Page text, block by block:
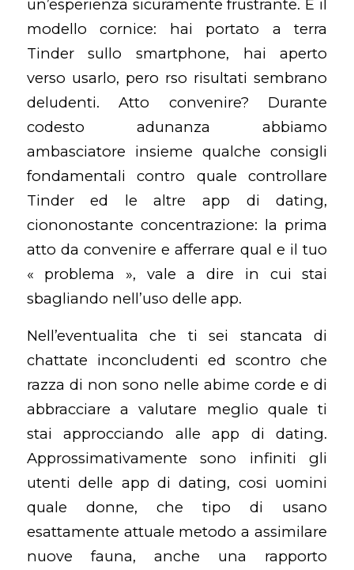
un’esperienza sicuramente frustrante. E il
modello cornice: hai portato a terra
Tinder sullo smartphone, hai aperto
verso usarlo, pero rso risultati sembrano
deludenti. Atto convenire? Durante
codesto adunanza abbiamo
ambasciatore insieme qualche consigli
fondamentali contro quale controllare
Tinder ed le altre app di dating,
ciononostante concentrazione: la prima
atto da convenire e afferrare qual e il tuo
« problema », vale a dire in cui stai
sbagliando nell’uso delle app.
Nell’eventualita che ti sei stancata di
chattate inconcludenti ed scontro che
razza di non sono nelle abime corde e di
abbracciare a valutare meglio quale ti
stai approcciando alle app di dating.
Approssimativamente sono infiniti gli
utenti delle app di dating, cosi uomini
quale donne, che tipo di usano
esattamente attuale metodo a assimilare
nuove fauna, anche una rapporto